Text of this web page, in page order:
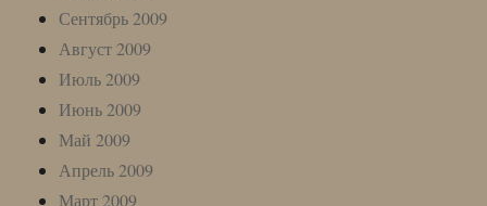
Сентябрь 2009
Август 2009
Июль 2009
Июнь 2009
Май 2009
Апрель 2009
Март 2009